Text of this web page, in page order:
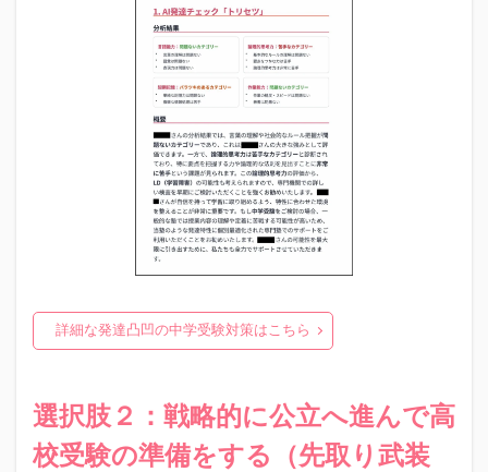
詳細な発達凸凹の中学受験対策はこちら
選択肢２：戦略的に公立へ進んで高
校受験の準備をする（先取り武装